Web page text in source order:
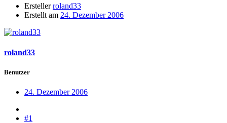
Ersteller roland33
Erstellt am 24. Dezember 2006
roland33
Benutzer
24. Dezember 2006
#1